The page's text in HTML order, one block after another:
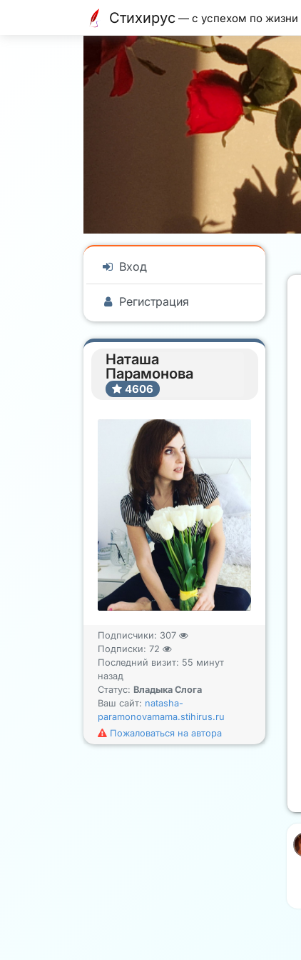
Стихирус — с успехом по жизни
Вход
Регистрация
Наташа
Парамонова
4606
Подписчики: 307
Подписки: 72
Последний визит: 55 минут
назад
Статус: Владыка Слога
Ваш сайт: natasha-
paramonovamama.stihirus.ru
Пожаловаться на автора